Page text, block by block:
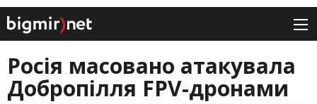
Росія масовано атакувала
Добропілля FPV-дронами